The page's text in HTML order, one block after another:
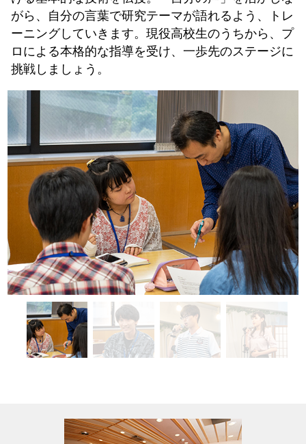
がら、自分の言葉で研究テーマが語れるよう、トレ
ーニングしていきます。現役高校生のうちから、プ
ロによる本格的な指導を受け、一歩先のステージに
挑戦しましょう。